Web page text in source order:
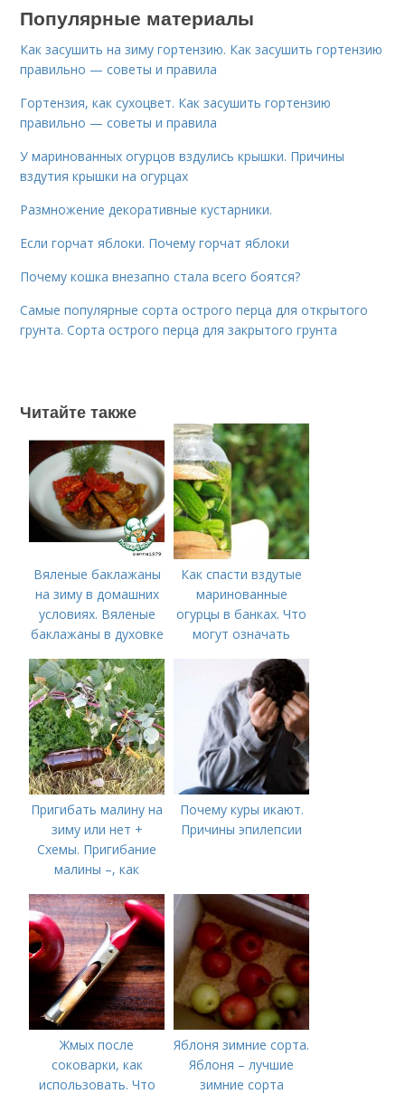
Популярные материалы
Как засушить на зиму гортензию. Как засушить гортензию
правильно — советы и правила
Гортензия, как сухоцвет. Как засушить гортензию
правильно — советы и правила
У маринованных огурцов вздулись крышки. Причины
вздутия крышки на огурцах
Размножение декоративные кустарники.
Если горчат яблоки. Почему горчат яблоки
Почему кошка внезапно стала всего боятся?
Самые популярные сорта острого перца для открытого
грунта. Сорта острого перца для закрытого грунта
Читайте также
Вяленые баклажаны
на зиму в домашних
условиях. Вяленые
баклажаны в духовке
приготовления на
зиму с фото в
домашних условиях
Как спасти вздутые
маринованные
огурцы в банках. Что
могут означать
вздувшиеся банки?
Пригибать малину на
зиму или нет +
Схемы. Пригибание
малины –, как
когда
Почему куры икают.
Причины эпилепсии
Жмых после
соковарки, как
использовать. Что
Яблоня зимние сорта.
Яблоня – лучшие
зимние сорта